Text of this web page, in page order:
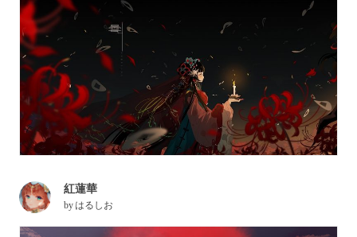
紅蓮華
byはるしお